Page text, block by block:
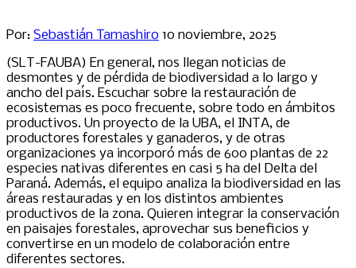
Por: Sebastián Tamashiro 10 noviembre, 2025
(SLT-FAUBA) En general, nos llegan noticias de
desmontes y de pérdida de biodiversidad a lo largo y
ancho del país. Escuchar sobre la restauración de
ecosistemas es poco frecuente, sobre todo en ámbitos
productivos. Un proyecto de la UBA, el INTA, de
productores forestales y ganaderos, y de otras
organizaciones ya incorporó más de 600 plantas de 22
especies nativas diferentes en casi 5 ha del Delta del
Paraná. Además, el equipo analiza la biodiversidad en las
áreas restauradas y en los distintos ambientes
productivos de la zona. Quieren integrar la conservación
en paisajes forestales, aprovechar sus beneficios y
convertirse en un modelo de colaboración entre
diferentes sectores.